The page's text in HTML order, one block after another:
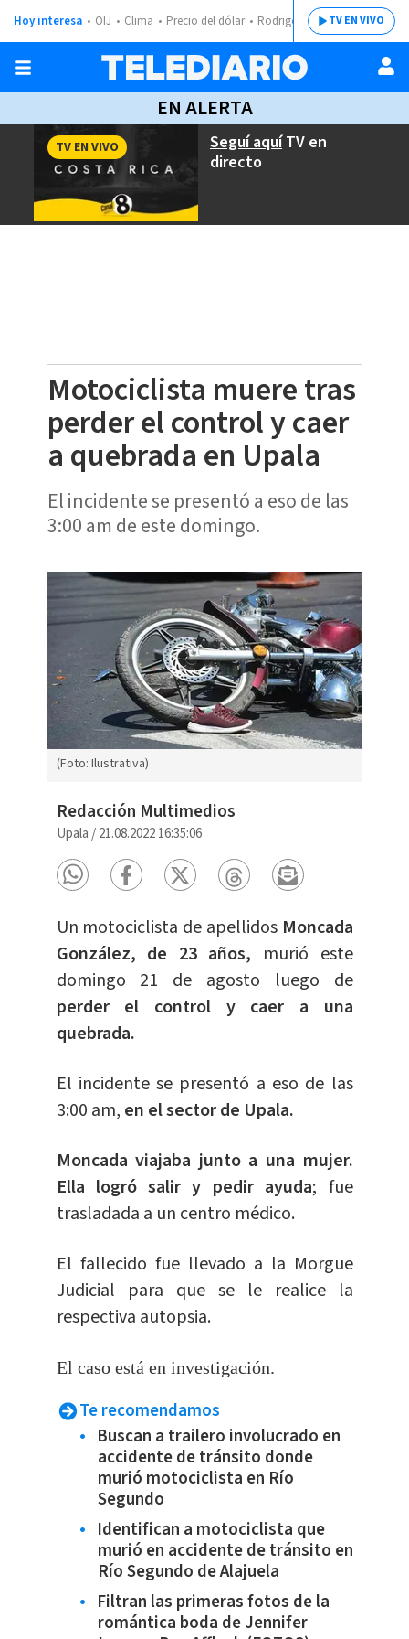
Hoy interesa OIJ Clima Precio del dólar Rodrigo ChavesTV EN VIVO
EN ALERTA
Seguí aquíTV en
directo
TV EN VIVO
Motociclista muere tras
perder el control y caer
a quebrada en Upala
El incidente se presentó a eso de las
3:00 am de este domingo.
(Foto: Ilustrativa)
Redacción Multimedios
Upala /21.08.2022 16:35:06
Un motociclista de apellidos Moncada
González, de 23 años, murió este
domingo 21 de agosto luego de
perder el control y caer a una
quebrada.
El incidente se presentó a eso de las
3:00 am, en el sector de Upala.
Moncada viajaba junto a una mujer.
Ella logró salir y pedir ayuda; fue
trasladada a un centro médico.
El fallecido fue llevado a la Morgue
Judicial para que se le realice la
respectiva autopsia.
El caso está en investigación.
Te recomendamos
Buscan a trailero involucrado en
accidente de tránsito donde
murió motociclista en Río
Segundo
Identifican a motociclista que
murió en accidente de tránsito en
Río Segundo de Alajuela
Filtran las primeras fotos de la
romántica boda de Jennifer